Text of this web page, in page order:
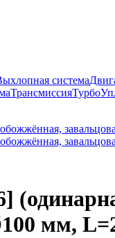
система
ТрансмиссияТурбо
мм,